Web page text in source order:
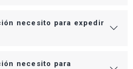
necesito para expedir
necesito para